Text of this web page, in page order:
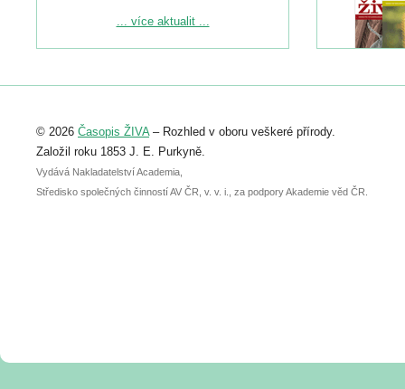
Podrobnější informace ke konferenci
Registrovat se můžete do 6. září.
abstraktu přihlášené přednášky nebo
posteru je už 30. června.
... více aktualit ...
© 2026 Časopis ŽIVA– Rozhled v oboru veškeré přírody.
Založil roku 1853 J. E. Purkyně.
Vydává Nakladatelství Academia,
Středisko společných činností AV ČR, v. v. i., za podpory Akademie věd ČR.